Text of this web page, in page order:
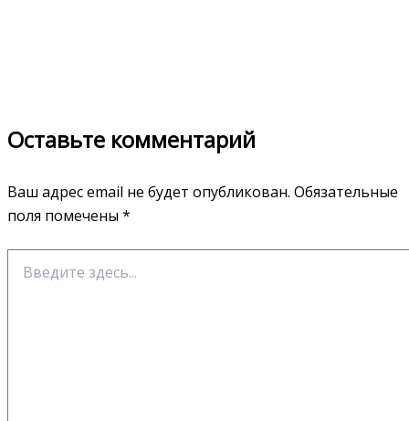
Оставьте комментарий
Ваш адрес email не будет опубликован. Обязательные
поля помечены *
здесь...